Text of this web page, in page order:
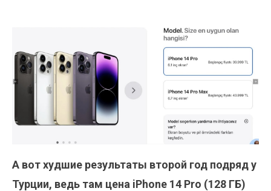
А вот худшие результаты второй год подряд у
Турции, ведь там цена iPhone 14 Pro (128 ГБ)